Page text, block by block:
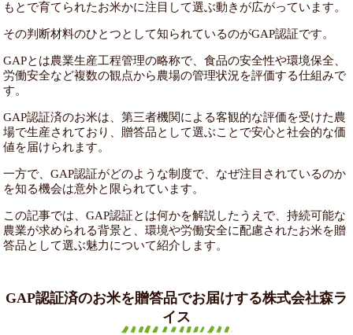
もとで育てられたお米かに注目して選ぶ動きが広がっています。
その判断材料のひとつとして知られているのがGAP認証です。
GAPとは農業生産工程管理の略称で、食品の安全性や環境保全、
労働安全など複数の観点から農場の管理状況を評価する仕組みで
す。
GAP認証済のお米は、第三者機関による客観的な評価を受けた農
場で生産されており、贈答品として選ぶことで安心と社会的な価
値を届けられます。
一方で、GAP認証がどのような制度で、なぜ注目されているのか
を知る機会は意外と限られています。
この記事では、GAP認証とは何かを解説したうえで、持続可能な
農業が求められる背景と、環境や労働安全に配慮されたお米を贈
答品として選ぶ魅力について紹介します。
GAP認証済のお米を贈答品でお届けする株式会社森ラ
イス